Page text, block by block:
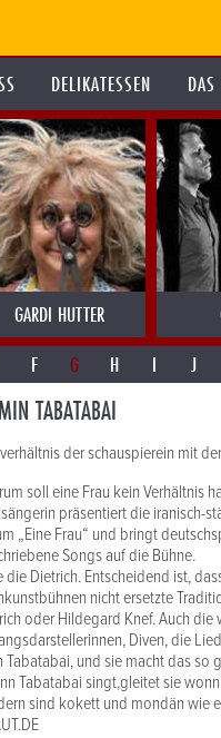
DELIKATESSEN
GARDI HUTTER
F G H I J
TABATABAI
der schauspierein mit
soll eine Frau kein Verhältnis
präsentiert die iranisch-
„Eine Frau“ und bringt
Songs auf die Bühne.
die Dietrich. Entscheidend ist,
nicht ersetzte
oder Hildegard Knef. Auch
Diven, die
Tabatabai, und sie macht das so
Tabatabai singt,gleitet sie
sind kokett und mondän wie